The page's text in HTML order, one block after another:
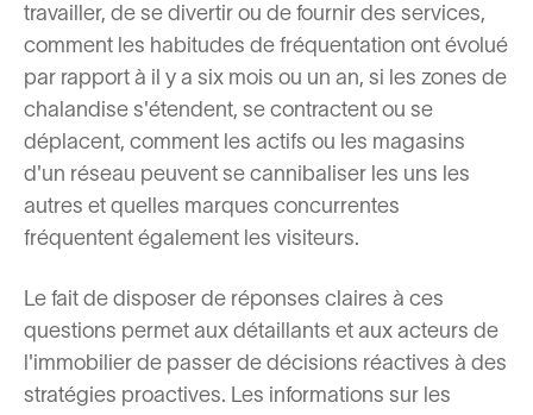
travailler, de se divertir ou de fournir des services,
comment les habitudes de fréquentation ont évolué
par rapport à il y a six mois ou un an, si les zones de
chalandise s'étendent, se contractent ou se
déplacent, comment les actifs ou les magasins
d'un réseau peuvent se cannibaliser les uns les
autres et quelles marques concurrentes
fréquentent également les visiteurs.
Le fait de disposer de réponses claires à ces
questions permet aux détaillants et aux acteurs de
l'immobilier de passer de décisions réactives à des
stratégies proactives. Les informations sur les